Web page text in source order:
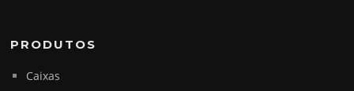
PRODUTOS
Caixas